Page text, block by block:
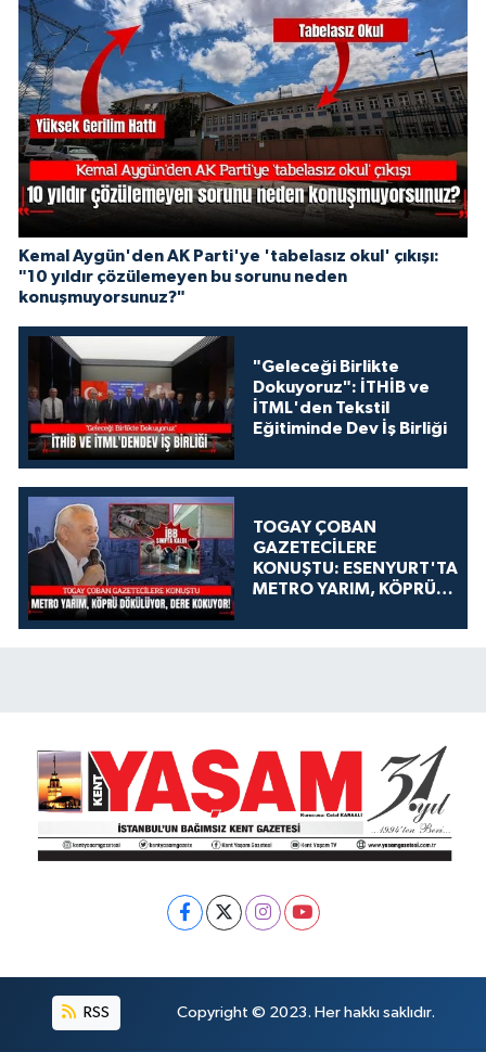
Kemal Aygün'den AK Parti'ye 'tabelasız okul' çıkışı:
"10 yıldır çözülemeyen bu sorunu neden
konuşmuyorsunuz?"
"Geleceği Birlikte
Dokuyoruz": İTHİB ve
İTML'den Tekstil
Eğitiminde Dev İş Birliği
TOGAY ÇOBAN
GAZETECİLERE
KONUŞTU: ESENYURT'TA
METRO YARIM, KÖPRÜ
KOKUYOR!
RSS Copyright © 2023. Her hakkı saklıdır.